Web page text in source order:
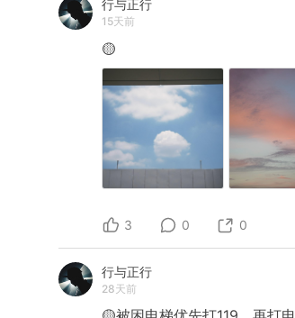
行与正行
15天前
🟡
3 0 0
行与正行
28天前